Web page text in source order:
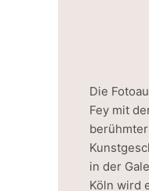
Die
Fey mit
in der
Köln wird